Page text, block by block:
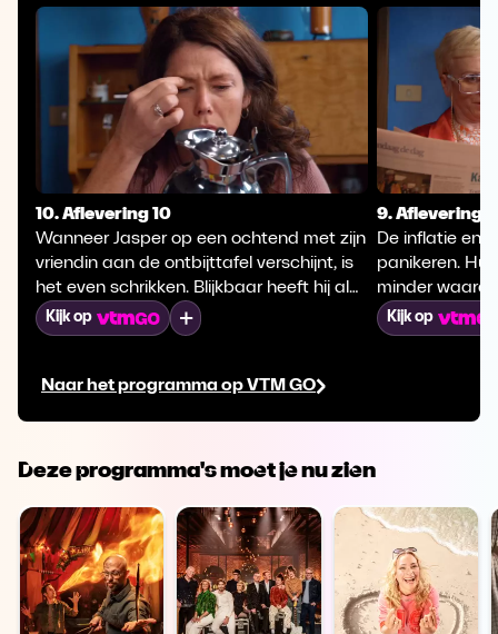
Naar het programma op VTM GO
10. Aflevering 10
Wanneer Jasper op een ochtend met zijn
vriendin aan de ontbijttafel verschijnt, is
het even schrikken. Blijkbaar heeft hij al
maanden een relatie met Julie. Sandra
wil vooral niet conservatief overkomen en
dringt zich op bij Julie en vraagt Rudy
Kijk op
9. Aflevering 9
De inflatie en
panikeren.
minder waard
staan. Rudy
Wanneer
Kijk op
Deze programma's moet je nu zien